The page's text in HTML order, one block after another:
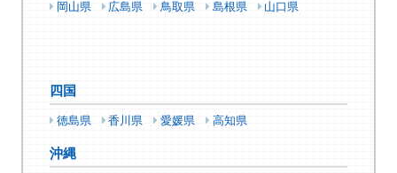
岡山県 広島県 鳥取県 島根県 山口県
四国
徳島県 香川県 愛媛県 高知県
沖縄